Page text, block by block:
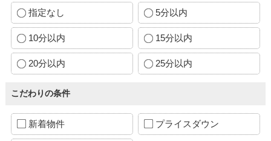
指定なし 5分以内
10分以内 15分以内
20分以内 25分以内
こだわりの条件
新着物件 プライスダウン